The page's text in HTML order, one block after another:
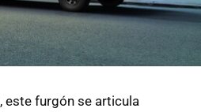
, este furgón se articula